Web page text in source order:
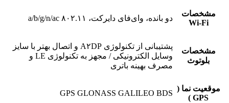
مشخصات
Wi-Fi
دو بانده، وای‌فای دایرکت، ۸۰۲.۱۱ a/b/g/n/ac
مشخصات
بلوتوث
پشتیبانی از تکنولوژی A۲DP و اتصال بهتر با سایز
وسایل الکترونیکی / مجهز به تکنولوژی LE و
مصرف بهینه باتری
موقعیت نما (
GPS )
GPS GLONASS GALILEO BDS